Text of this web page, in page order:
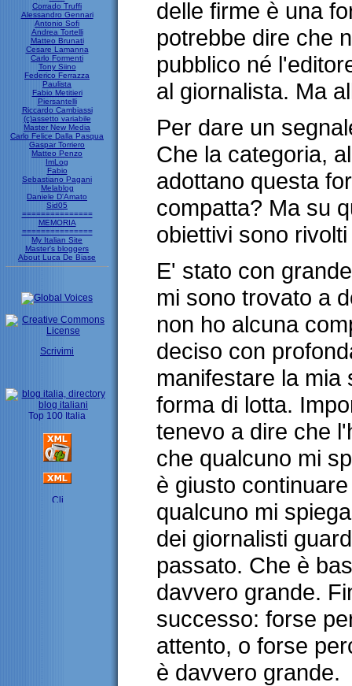
Corrado Truffi
Alessandro Gennari
Antonio Sofi
Andrea Tortelli
Matteo Brunati
Cesare Lamanna
Carlo Formenti
Tony Siino
Federico Ferrazza
Paulista
Fabio Metitieri
Piersantelli
Riccardo Cambiassi
(c)assetto variabile
Master New Media
Carlo Felice Dalla Pasqua
Gaspar Torriero
Matteo Penzo
ImLog
Fabio
Sebastiano Pagani
Melablog
Daniele D'Amato
Sid05
===============
MEMORIA
===============
My Italian Site
Master's bloggers
About Luca De Biase
Scrivimi
delle firme è una
potrebbe dire che
pubblico né
al giornalista. Ma
Per dare un
Che la categoria,
adottano questa
compatta? Ma su
obiettivi sono
E' stato con
mi sono trovato a
non ho alcuna
deciso con
manifestare la mia
forma di lotta.
tenevo a dire che
che qualcuno mi
è giusto
qualcuno mi
dei giornalisti
passato. Che è
davvero grande.
successo: forse
attento, o forse
è davvero grande.